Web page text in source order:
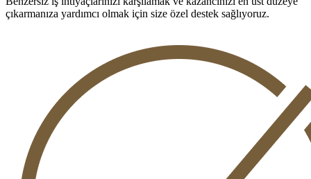
çıkarmanıza yardımcı olmak için size özel destek sağlıyoruz.